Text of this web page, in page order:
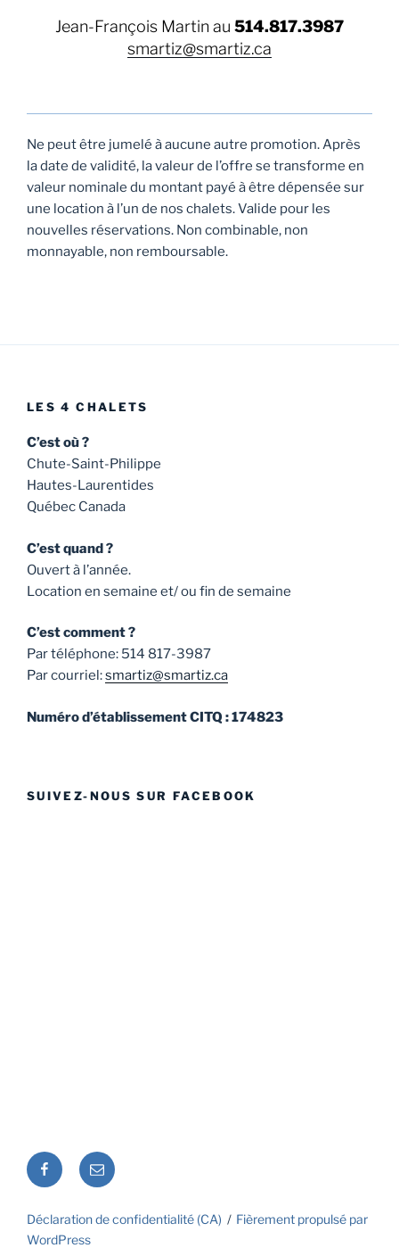
Jean-François Martin au 514.817.3987
smartiz@smartiz.ca
Ne peut être jumelé à aucune autre promotion. Après
la date de validité, la valeur de l’offre se transforme en
valeur nominale du montant payé à être dépensée sur
une location à l’un de nos chalets. Valide pour les
nouvelles réservations. Non combinable, non
monnayable, non remboursable.
LES 4 CHALETS
C’est où ?
Chute-Saint-Philippe
Hautes-Laurentides
Québec Canada
C’est quand ?
Ouvert à l’année.
Location en semaine et/ ou fin de semaine
C’est comment ?
Par téléphone: 514 817-3987
Par courriel:smartiz@smartiz.ca
Numéro d’établissement CITQ : 174823
SUIVEZ-NOUS SUR FACEBOOK
FacebookCourriel
Déclaration de confidentialité (CA)
Fièrement propulsé par
WordPress